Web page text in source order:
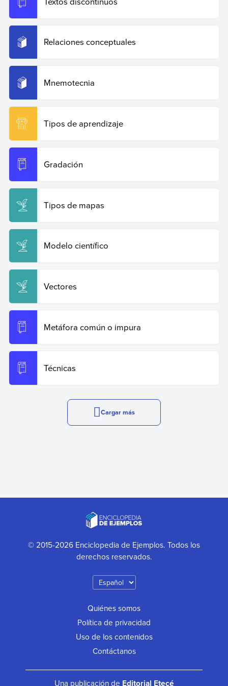
Relaciones conceptuales
Mnemotecnia
Tipos de aprendizaje
Gradación
Tipos de mapas
Modelo científico
Vectores
Metáfora común o impura
Técnicas
Cargar más
© 2015-2026 Enciclopedia de Ejemplos. Todos los
derechos reservados.
Quiénes somos
Política de privacidad
Uso de los contenidos
Contáctanos
Una publicación de Editorial Etecé